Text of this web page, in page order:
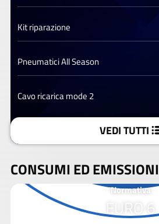
Kit riparazione
Pneumatici All Season
Cavo ricarica mode 2
VEDI TUTTI
CONSUMI ED EMISSIONI
Normativa
EURO 6